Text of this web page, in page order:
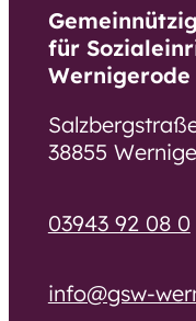
Arbeiten
Arbeiten bei
Was uns
Ausbildung
für
Wernigerode
38855
03943 92 08 0
info@gsw-